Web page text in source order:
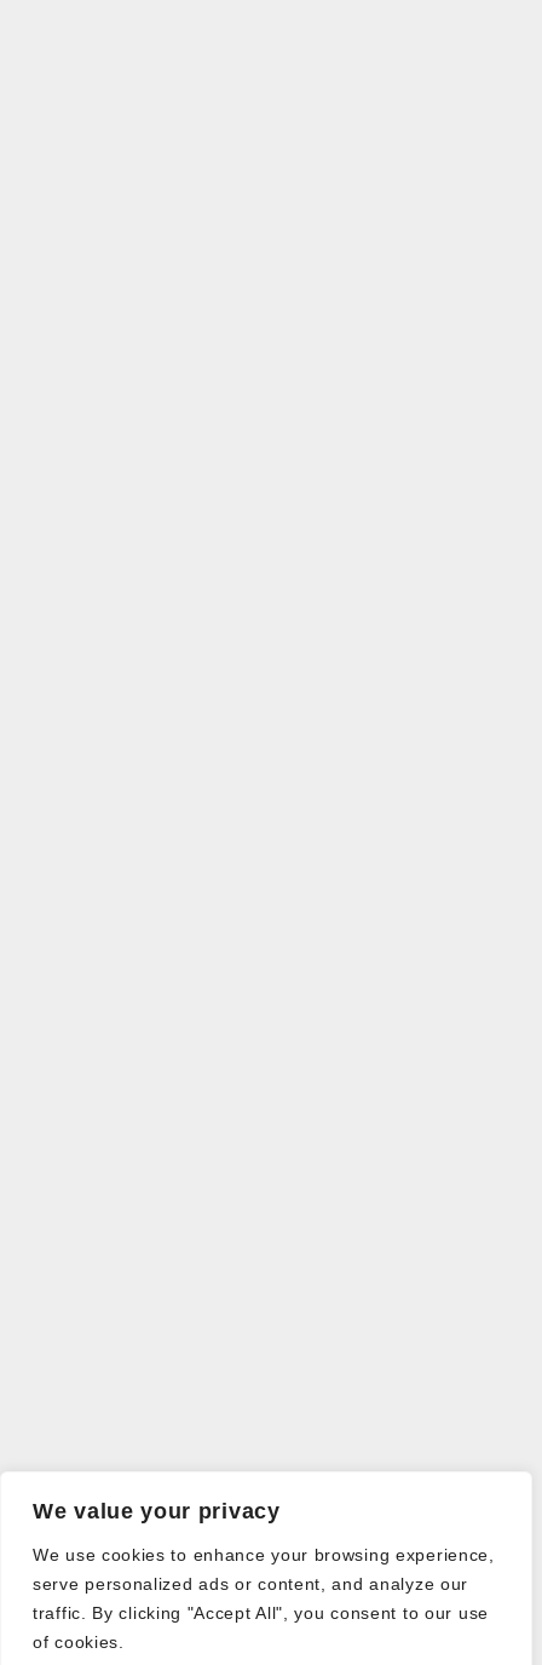
We value your privacy
We use cookies to enhance your browsing experience,
serve personalized ads or content, and analyze our
traffic. By clicking "Accept All", you consent to our use
of cookies.